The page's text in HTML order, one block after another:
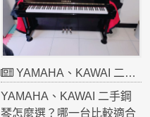
琴，不用錢！」
但實際案例是👇
YAMAHA、KAWAI 二手鋼琴怎麼選？哪一台比較適合孩子？
YAMAHA、KAWAI 二手鋼
琴怎麼選？哪一台比較適合